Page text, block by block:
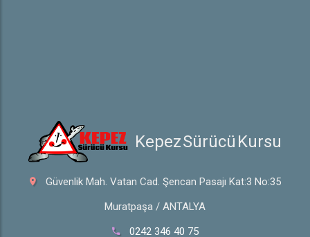
Kepez Sürücü Kursu
Güvenlik Mah. Vatan Cad. Şencan Pasajı Kat:3 No:35
Muratpaşa / ANTALYA
0242 346 40 75